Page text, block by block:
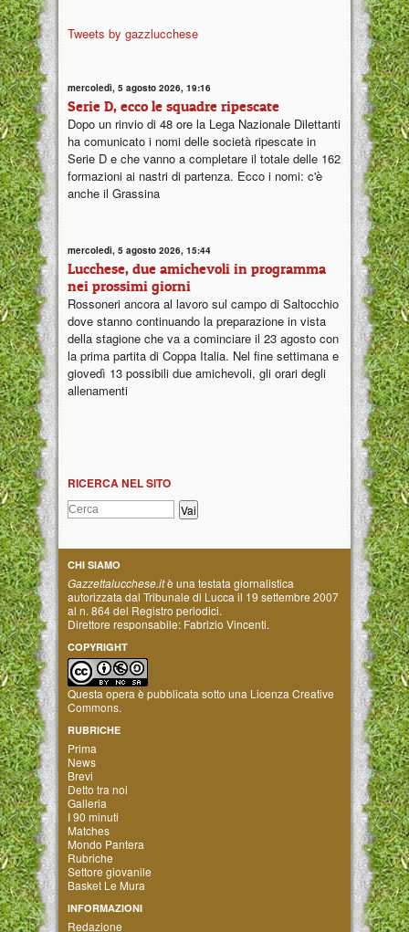
Tweets by gazzlucchese
mercoledì, 5 agosto 2026, 19:16
Serie D, ecco le squadre ripescate
Dopo un rinvio di 48 ore la Lega Nazionale Dilettanti
ha comunicato i nomi delle società ripescate in
Serie D e che vanno a completare il totale delle 162
formazioni ai nastri di partenza. Ecco i nomi: c'è
anche il Grassina
mercoledì, 5 agosto 2026, 15:44
Lucchese, due amichevoli in programma
nei prossimi giorni
Rossoneri ancora al lavoro sul campo di Saltocchio
dove stanno continuando la preparazione in vista
della stagione che va a cominciare il 23 agosto con
la prima partita di Coppa Italia. Nel fine settimana e
giovedì 13 possibili due amichevoli, gli orari degli
allenamenti
RICERCA NEL SITO
CHI SIAMO
Gazzettalucchese.itè una testata giornalistica
autorizzata dal Tribunale di Lucca il 19 settembre 2007
al n. 864 del Registro periodici.
Direttore responsabile: Fabrizio Vincenti.
COPYRIGHT
Questa opera è pubblicata sotto una Licenza Creative
Commons.
RUBRICHE
Prima
News
Brevi
Detto tra noi
Galleria
I 90 minuti
Matches
Mondo Pantera
Rubriche
Settore giovanile
Basket Le Mura
INFORMAZIONI
Redazione